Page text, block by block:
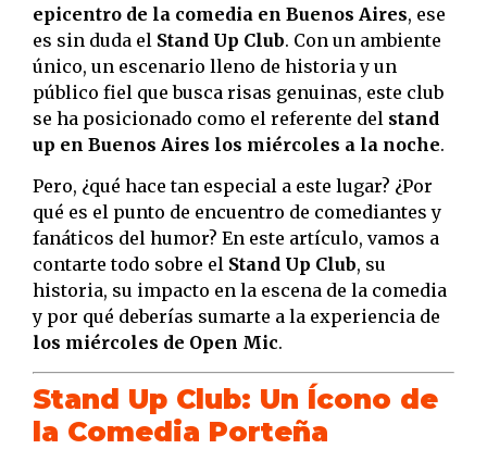
epicentro de la comedia en Buenos Aires, ese
es sin duda el Stand Up Club. Con un ambiente
único, un escenario lleno de historia y un
público fiel que busca risas genuinas, este club
se ha posicionado como el referente del stand
up en Buenos Aires los miércoles a la noche.
Pero, ¿qué hace tan especial a este lugar? ¿Por
qué es el punto de encuentro de comediantes y
fanáticos del humor? En este artículo, vamos a
contarte todo sobre el Stand Up Club, su
historia, su impacto en la escena de la comedia
y por qué deberías sumarte a la experiencia de
los miércoles de Open Mic.
Stand Up Club: Un Ícono de
la Comedia Porteña